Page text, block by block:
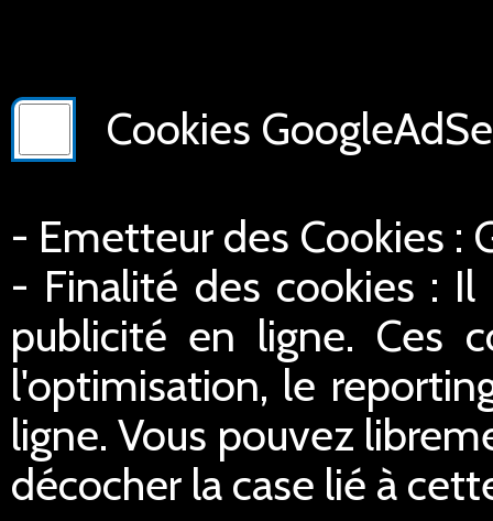
Cookies
- Emetteur des Cookies :
- Finalité des cookies :
publicité en ligne. Ces
l'optimisation, le
ligne. Vous pouvez
décocher la case lié à